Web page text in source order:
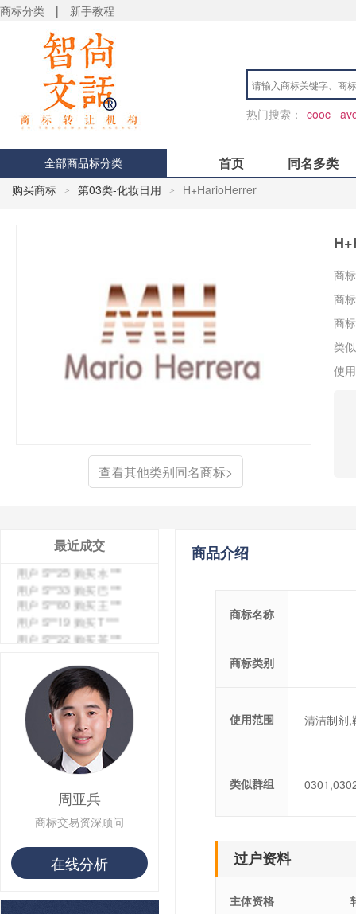
商标分类 | 新手教程
热门搜索： cooc
全部商品标分类 首页 同名多类
购买商标 > 第03类-化妆日用 > H+HarioHerrer
查看其他类别同名商标>
商
商
商
类
使
最近成交
用户 S**4 购买 天***
用户 S**6 购买 七***
用户 S**0 购买 冠***
用户 S**4 购买 朴***
用户 S**5 购买 云***
用户 S**9 购买 停***
用户 S**0 购买 V***
用户 S**1 购买 皇***
用户 S**8 购买 专***
用户 S**14 购买 宅***
用户 S**26 购买 图***
用户 S**10 购买 侯***
用户 S**25 购买 水***
用户 S**33 购买 巴***
用户 S**19 购买 T***
用户 S**22 购买 茶***
周亚兵
商标交易资深顾问
在线分析
商品介绍
商标名称
商标类别
使用范围 清洁制剂,
类似群组
过户资料
主体资格